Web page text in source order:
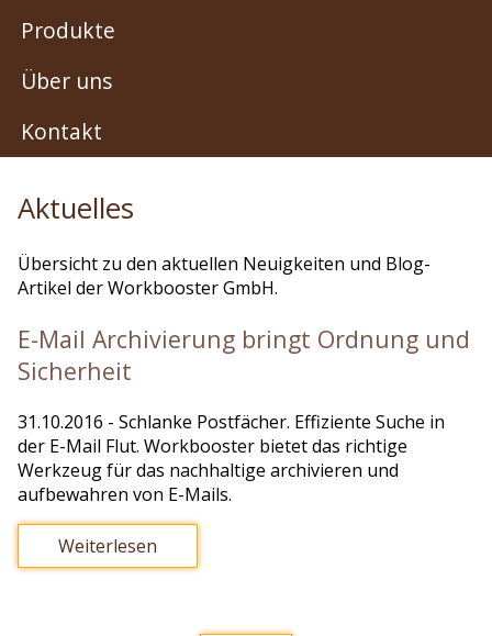
Produkte
Über uns
Kontakt
Aktuelles
Übersicht zu den aktuellen Neuigkeiten und Blog-
Artikel der Workbooster GmbH.
E-Mail Archivierung bringt Ordnung und
Sicherheit
31.10.2016 - Schlanke Postfächer. Effiziente Suche in
der E-Mail Flut. Workbooster bietet das richtige
Werkzeug für das nachhaltige archivieren und
aufbewahren von E-Mails.
Weiterlesen